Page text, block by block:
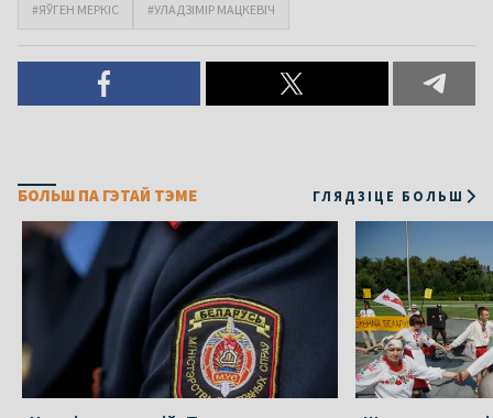
#ЯЎГЕН МЕРКІС #УЛАДЗІМІР МАЦКЕВІЧ
БОЛЬШ ПА ГЭТАЙ ТЭМЕ ГЛЯДЗІЦЕ БОЛЬШ